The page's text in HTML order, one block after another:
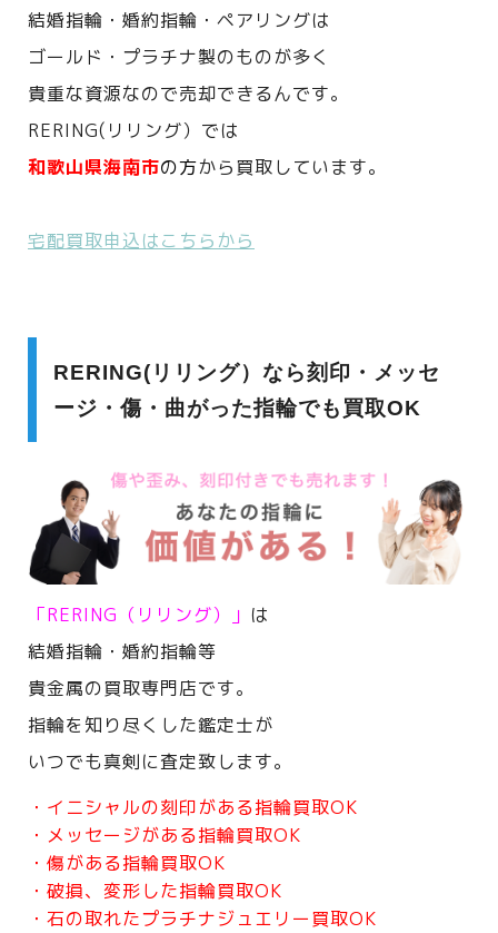
結婚指輪・婚約指輪・ペアリングは
ゴールド・プラチナ製のものが多く
貴重な資源なので売却できるんです。
RERING(リリング）では
和歌山県海南市の方から買取しています。
宅配買取申込はこちらから
RERING(リリング）なら刻印・メッセ
ージ・傷・曲がった指輪でも買取OK
「RERING（リリング）」 は
結婚指輪・婚約指輪等
貴金属の買取専門店です。
指輪を知り尽くした鑑定士が
いつでも真剣に査定致します。
・イニシャルの刻印がある指輪買取OK
・メッセージがある指輪買取OK
・傷がある指輪買取OK
・破損、変形した指輪買取OK
・石の取れたプラチナジュエリー買取OK